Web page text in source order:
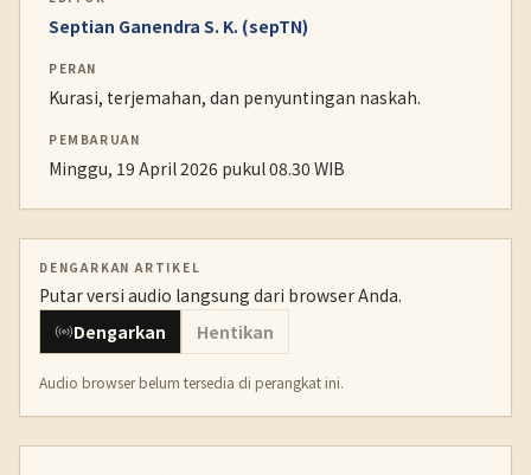
Septian Ganendra S. K. (sepTN)
PERAN
Kurasi, terjemahan, dan penyuntingan naskah.
PEMBARUAN
Minggu, 19 April 2026 pukul 08.30 WIB
DENGARKAN ARTIKEL
Putar versi audio langsung dari browser Anda.
Dengarkan
Hentikan
Audio browser belum tersedia di perangkat ini.